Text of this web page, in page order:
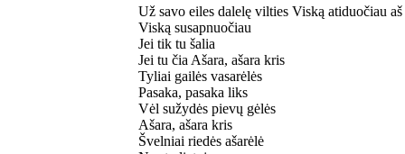
Už savo eiles dalelę vilties Viską atiduočiau aš
Viską susapnuočiau
Jei tik tu šalia
Jei tu čia Ašara, ašara kris
Tyliai gailės vasarėlės
Pasaka, pasaka liks
Vėl sužydės pievų gėlės
Ašara, ašara kris
Švelniai riedės ašarėlė